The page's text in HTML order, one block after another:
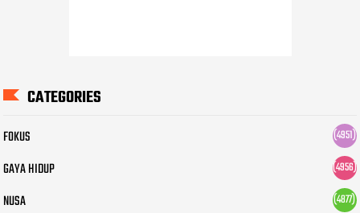
CATEGORIES
FOKUS (4951)
GAYA HIDUP (4956)
NUSA (4877)